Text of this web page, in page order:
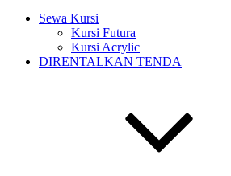
Sewa Kursi
Kursi Futura
Kursi Acrylic
DIRENTALKAN TENDA